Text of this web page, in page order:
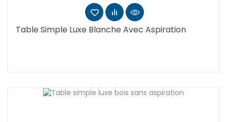
Table Simple Luxe Blanche Avec Aspiration